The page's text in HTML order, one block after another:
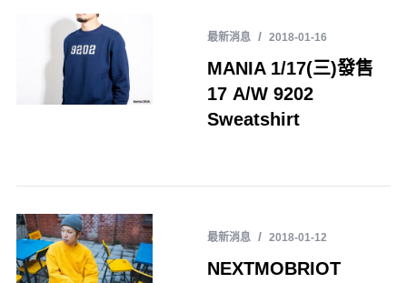
最新消息 2018-01-16
MANIA 1/17(三)發售
17 A/W 9202
Sweatshirt
最新消息 2018-01-12
NEXTMOBRIOT